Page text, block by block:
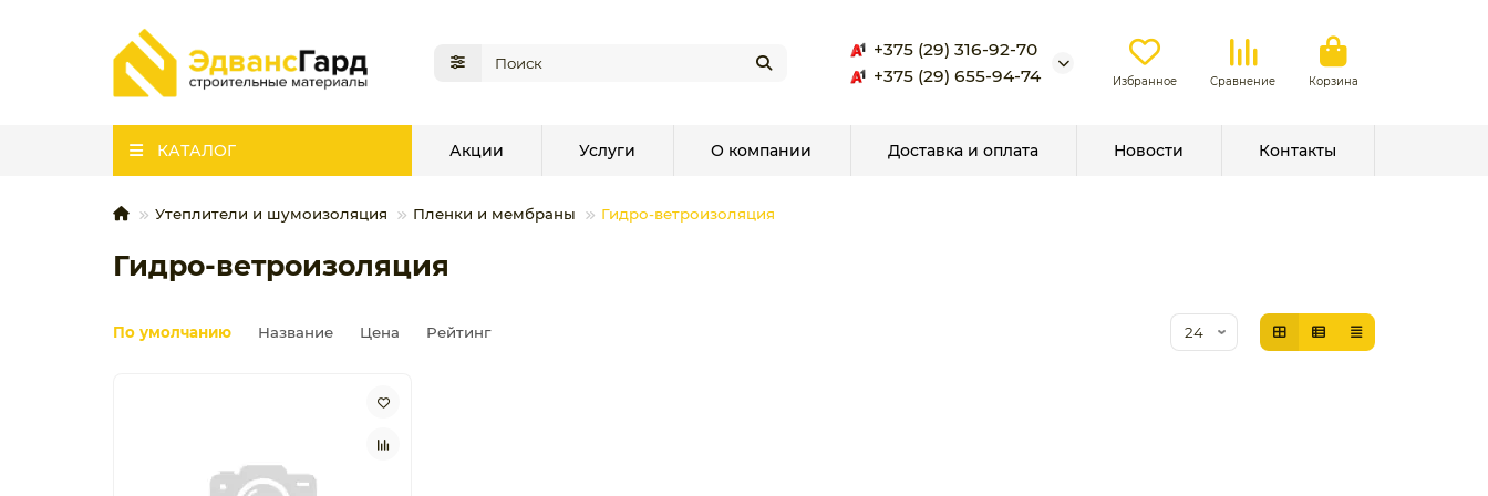
+375 (29) 316-92-70
+375 (29) 655-94-74
Избранное Сравнение Корзина
КАТАЛОГ Акции Услуги О компании Доставка и оплата Новости Контакты
Утеплители и шумоизоляция Пленки и мембраны Гидро-ветроизоляция
Гидро-ветроизоляция
По умолчанию Название Цена Рейтинг